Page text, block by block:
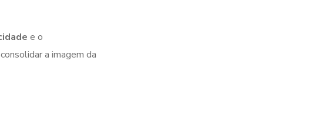
e o
a imagem da